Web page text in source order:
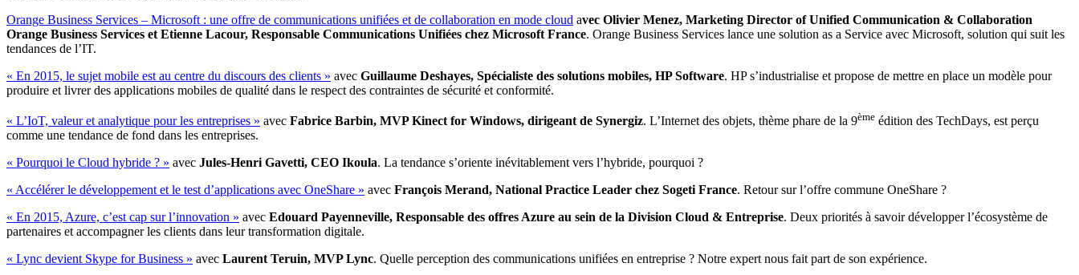
Orange Business Services – Microsoft : une offre de communications unifiées et de collaboration en mode cloud avec Olivier Menez, Marketing Director of Unified Communication & Collaboration
Orange Business Services et Etienne Lacour, Responsable Communications Unifiées chez Microsoft France. Orange Business Services lance une solution as a Service avec Microsoft, solution qui suit les
tendances de l’IT.
« En 2015, le sujet mobile est au centre du discours des clients » avec Guillaume Deshayes, Spécialiste des solutions mobiles, HP Software. HP s’industrialise et propose de mettre en place un modèle pour
produire et livrer des applications mobiles de qualité dans le respect des contraintes de sécurité et conformité.
« L’IoT, valeur et analytique pour les entreprises » avec Fabrice Barbin, MVP Kinect for Windows, dirigeant de Synergiz. L’Internet des objets, thème phare de la 9ème édition des TechDays, est perçu
comme une tendance de fond dans les entreprises.
« Pourquoi le Cloud hybride ? » avec Jules-Henri Gavetti, CEO Ikoula. La tendance s’oriente inévitablement vers l’hybride, pourquoi ?
« Accélérer le développement et le test d’applications avec OneShare » avec François Merand, National Practice Leader chez Sogeti France. Retour sur l’offre commune OneShare ?
« En 2015, Azure, c’est cap sur l’innovation » avec Edouard Payenneville, Responsable des offres Azure au sein de la Division Cloud & Entreprise. Deux priorités à savoir développer l’écosystème de
partenaires et accompagner les clients dans leur transformation digitale.
« Lync devient Skype for Business » avec Laurent Teruin, MVP Lync. Quelle perception des communications unifiées en entreprise ? Notre expert nous fait part de son expérience.